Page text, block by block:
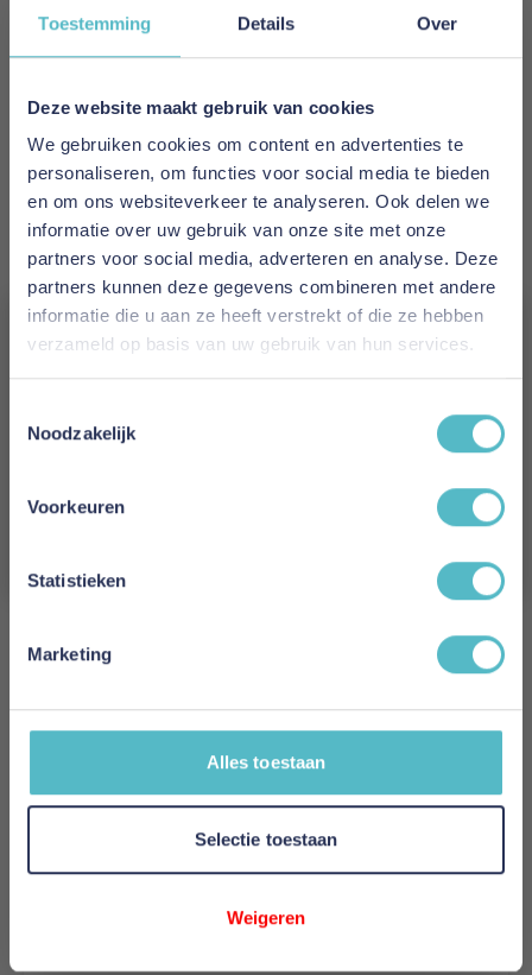
Toestemming Details Over
Deze website maakt gebruik van cookies
We gebruiken cookies om content en advertenties te
personaliseren, om functies voor social media te bieden
en om ons websiteverkeer te analyseren. Ook delen we
informatie over uw gebruik van onze site met onze
partners voor social media, adverteren en analyse. Deze
partners kunnen deze gegevens combineren met andere
informatie die u aan ze heeft verstrekt of die ze hebben
verzameld op basis van uw gebruik van hun services.
Noodzakelijk
Voorkeuren
Statistieken
Marketing
Alles toestaan
Selectie toestaan
Weigeren
Levertijd
Mako Jersey
Kleur
Wit
Hoogte
14 cm
280 grams
Belize Mako Jersey Superior
Uw naam
Review
E-mail